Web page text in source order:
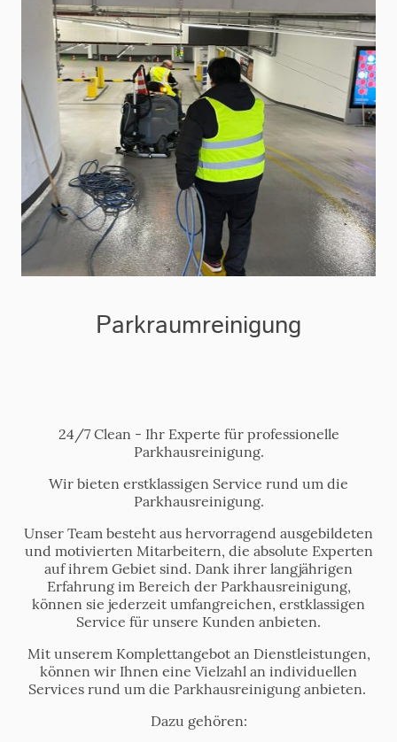
Parkraumreinigung
24/7 Clean - Ihr Experte für professionelle
Parkhausreinigung.
Wir bieten erstklassigen Service rund um die
Parkhausreinigung.
Unser Team besteht aus hervorragend ausgebildeten
und motivierten Mitarbeitern, die absolute Experten
auf ihrem Gebiet sind. Dank ihrer langjährigen
Erfahrung im Bereich der Parkhausreinigung,
können sie jederzeit umfangreichen, erstklassigen
Service für unsere Kunden anbieten.
Mit unserem Komplettangebot an Dienstleistungen,
können wir Ihnen eine Vielzahl an individuellen
Services rund um die Parkhausreinigung anbieten.
Dazu gehören: